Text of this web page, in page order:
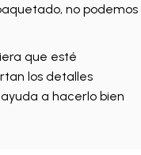
no podemos
que esté
los detalles
a hacerlo bien